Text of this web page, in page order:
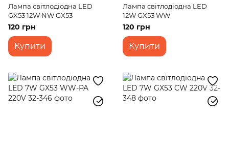
Лампа світлодіодна LED
GX53 12W NW GX53
120 грн
Купити
Лампа світлодіодна LED
12W GX53 WW
120 грн
Купити